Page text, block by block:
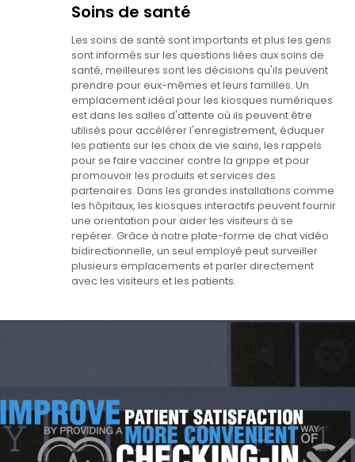
Soins de santé
Les soins de santé sont importants et plus les gens
sont informés sur les questions liées aux soins de
santé, meilleures sont les décisions qu'ils peuvent
prendre pour eux-mêmes et leurs familles. Un
emplacement idéal pour les kiosques numériques
est dans les salles d'attente où ils peuvent être
utilisés pour accélérer l'enregistrement, éduquer
les patients sur les choix de vie sains, les rappels
pour se faire vacciner contre la grippe et pour
promouvoir les produits et services des
partenaires. Dans les grandes installations comme
les hôpitaux, les kiosques interactifs peuvent fournir
une orientation pour aider les visiteurs à se
repérer. Grâce à notre plate-forme de chat vidéo
bidirectionnelle, un seul employé peut surveiller
plusieurs emplacements et parler directement
avec les visiteurs et les patients.